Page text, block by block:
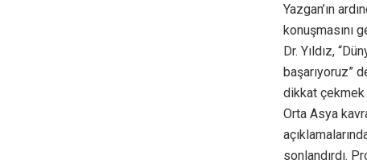
Yazgan’ın
konuşmasını
Dr. Yıldız,
başarıyoruz”
dikkat çekmek
Orta Asya
sonlandırdı.